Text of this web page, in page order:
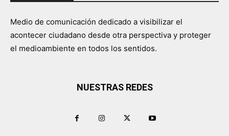
Medio de comunicación dedicado a visibilizar el
acontecer ciudadano desde otra perspectiva y proteger
el medioambiente en todos los sentidos.
NUESTRAS REDES